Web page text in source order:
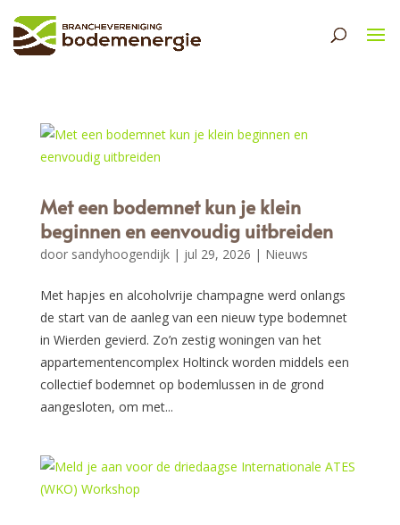
Met een bodemnet kun je klein
beginnen en eenvoudig uitbreiden
door sandyhoogendijk| jul 29, 2026 | Nieuws
Met hapjes en alcoholvrije champagne werd onlangs
de start van de aanleg van een nieuw type bodemnet
in Wierden gevierd. Zo’n zestig woningen van het
appartementencomplex Holtinck worden middels een
collectief bodemnet op bodemlussen in de grond
aangesloten, om met...